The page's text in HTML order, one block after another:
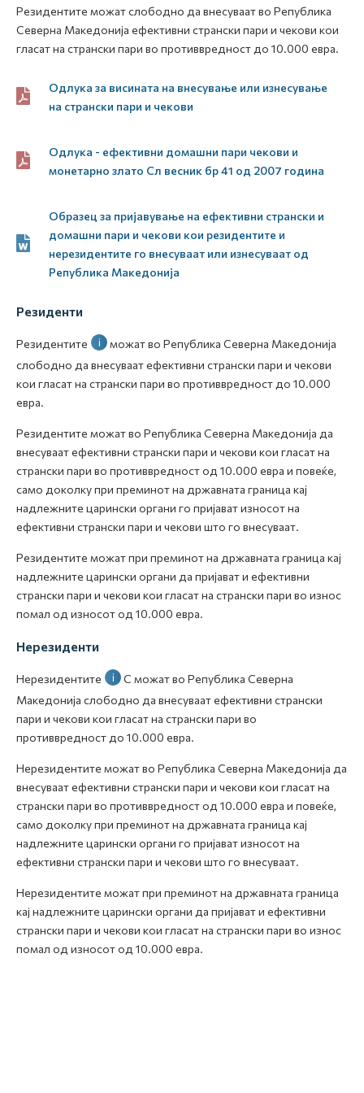
Резидентите можат слободно да внесуваат во Република
Северна Македонија ефективни странски пари и чекови кои
гласат на странски пари во противвредност до 10.000 евра.
Одлука за висината на внесување или изнесување
на странски пари и чекови
Одлука - ефективни домашни пари чекови и
монетарно злато Сл весник бр 41 од 2007 година
Образец за пријавување на ефективни странски и
домашни пари и чекови кои резидентите и
нерезидентите го внесуваат или изнесуваат од
Република Македонија
Резиденти
Резидентите i
можат во Република Северна Македонија
слободно да внесуваат ефективни странски пари и чекови
кои гласат на странски пари во противвредност до 10.000
евра.
Резидентите можат во Република Северна Македонија да
внесуваат ефективни странски пари и чекови кои гласат на
странски пари во противвредност од 10.000 евра и повеќе,
само доколку при преминот на државната граница кај
надлежните царински органи го пријават износот на
ефективни странски пари и чекови што го внесуваат.
Резидентите можат при преминот на државната граница кај
надлежните царински органи да пријават и ефективни
странски пари и чекови кои гласат на странски пари во износ
помал од износот од 10.000 евра.
Нерезиденти
Нерезидентите i С можат во Република Северна
Македонија слободно да внесуваат ефективни странски
пари и чекови кои гласат на странски пари во
противвредност до 10.000 евра.
Нерезидентите можат во Република Северна Македонија да
внесуваат ефективни странски пари и чекови кои гласат на
странски пари во противвредност од 10.000 евра и повеќе,
само доколку при преминот на државната граница кај
надлежните царински органи го пријават износот на
ефективни странски пари и чекови што го внесуваат.
Нерезидентите можат при преминот на државната граница
кај надлежните царински органи да пријават и ефективни
странски пари и чекови кои гласат на странски пари во износ
помал од износот од 10.000 евра.